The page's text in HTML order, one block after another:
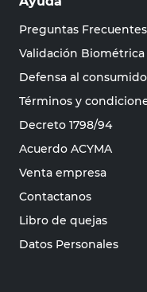
Preguntas Frecuentes
Validación Biométrica
Defensa al
Términos y
Decreto 1798/94
Acuerdo ACYMA
Venta empresa
Contactanos
Libro de quejas
Datos Personales